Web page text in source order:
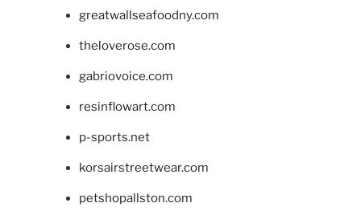
greatwallseafoodny.com
theloverose.com
gabriovoice.com
resinflowart.com
p-sports.net
korsairstreetwear.com
petshopallston.com